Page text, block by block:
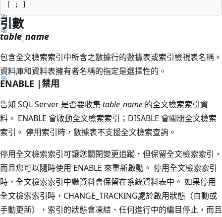
引數
table_name
包含全文檢索索引中所含之數據行的數據表或索引檢視表名稱。
資料庫和資料表擁有者名稱的指定是選擇性的。
ENABLE |禁用
告知 SQL Server 是否要收集table_name 的全文檢索索引資
料。 ENABLE 會啟動全文檢索索引；DISABLE 會關閉全文檢索
索引。 停用索引時，數據表不支援全文檢索查詢。
停用全文檢索索引可讓您關閉變更追蹤，但保留全文檢索索引，
而且您可以隨時使用 ENABLE 來重新啟動。 停用全文檢索索引
時，全文檢索索引中繼資料會保留在系統資料表中。 如果停用
全文檢索索引時，CHANGE_TRACKING處於啟用狀態（自動或
手動更新），索引的狀態會凍結、任何進行中的編目停止，而且